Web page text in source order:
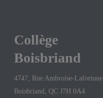
Collège
Boisbriand
4747, Rue Ambroise-Lafortune
Boisbriand, QC J7H 0A4